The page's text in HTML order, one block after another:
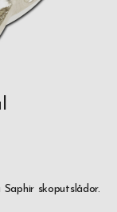
skoputslådor.